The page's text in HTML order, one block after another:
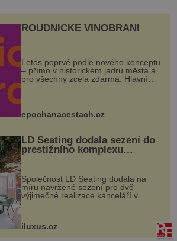
ROUDNICKÉ VINOBRANÍ
Letos poprvé podle nového konceptu
– přímo v historickém jádru města a
pro všechny zcela zdarma. Hlavní
program se odehraje na Karlově a
mohou těšit na víno, burčák, pes...
epochanacestach.cz
LD Seating dodala sezení do
prestižního komplexu
MediaCityUK v Salfordu
Společnost LD Seating dodala na
míru navržené sezení pro dvě
výjimečné realizace kanceláří v
areálu MediaCityUK v anglickém
budov Media...
iluxus.cz